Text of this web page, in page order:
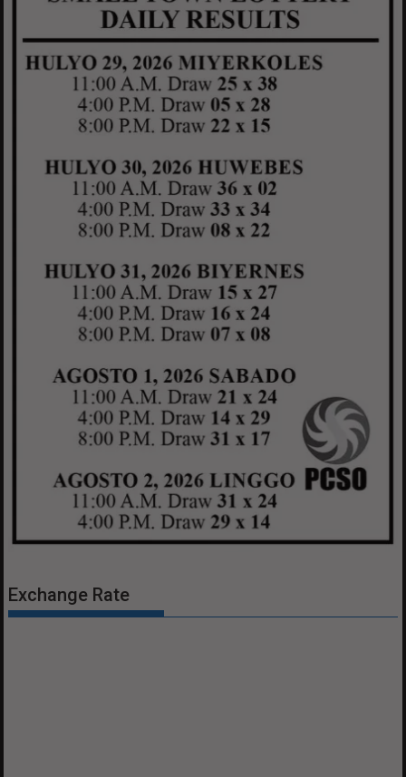
Exchange Rate